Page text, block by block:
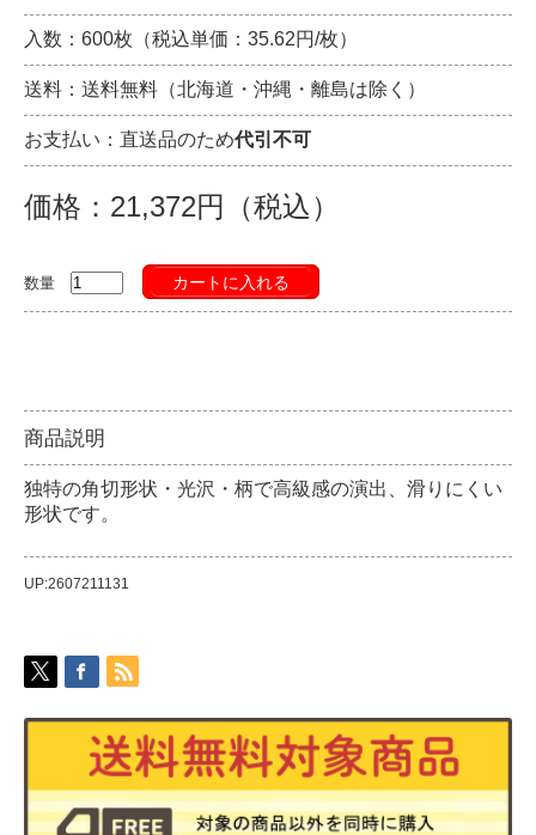
入数：600枚（税込単価：35.62円/枚）
送料：送料無料（北海道・沖縄・離島は除く）
お支払い：直送品のため代引不可
価格：21,372円（税込）
数量 カートに入れる
商品説明
独特の角切形状・光沢・柄で高級感の演出、滑りにくい
形状です。
UP:2607211131